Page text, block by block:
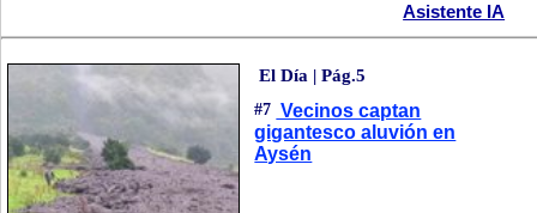
Asistente IA
El Día | Pág.5
#7 Vecinos captan
gigantesco aluvión en
Aysén